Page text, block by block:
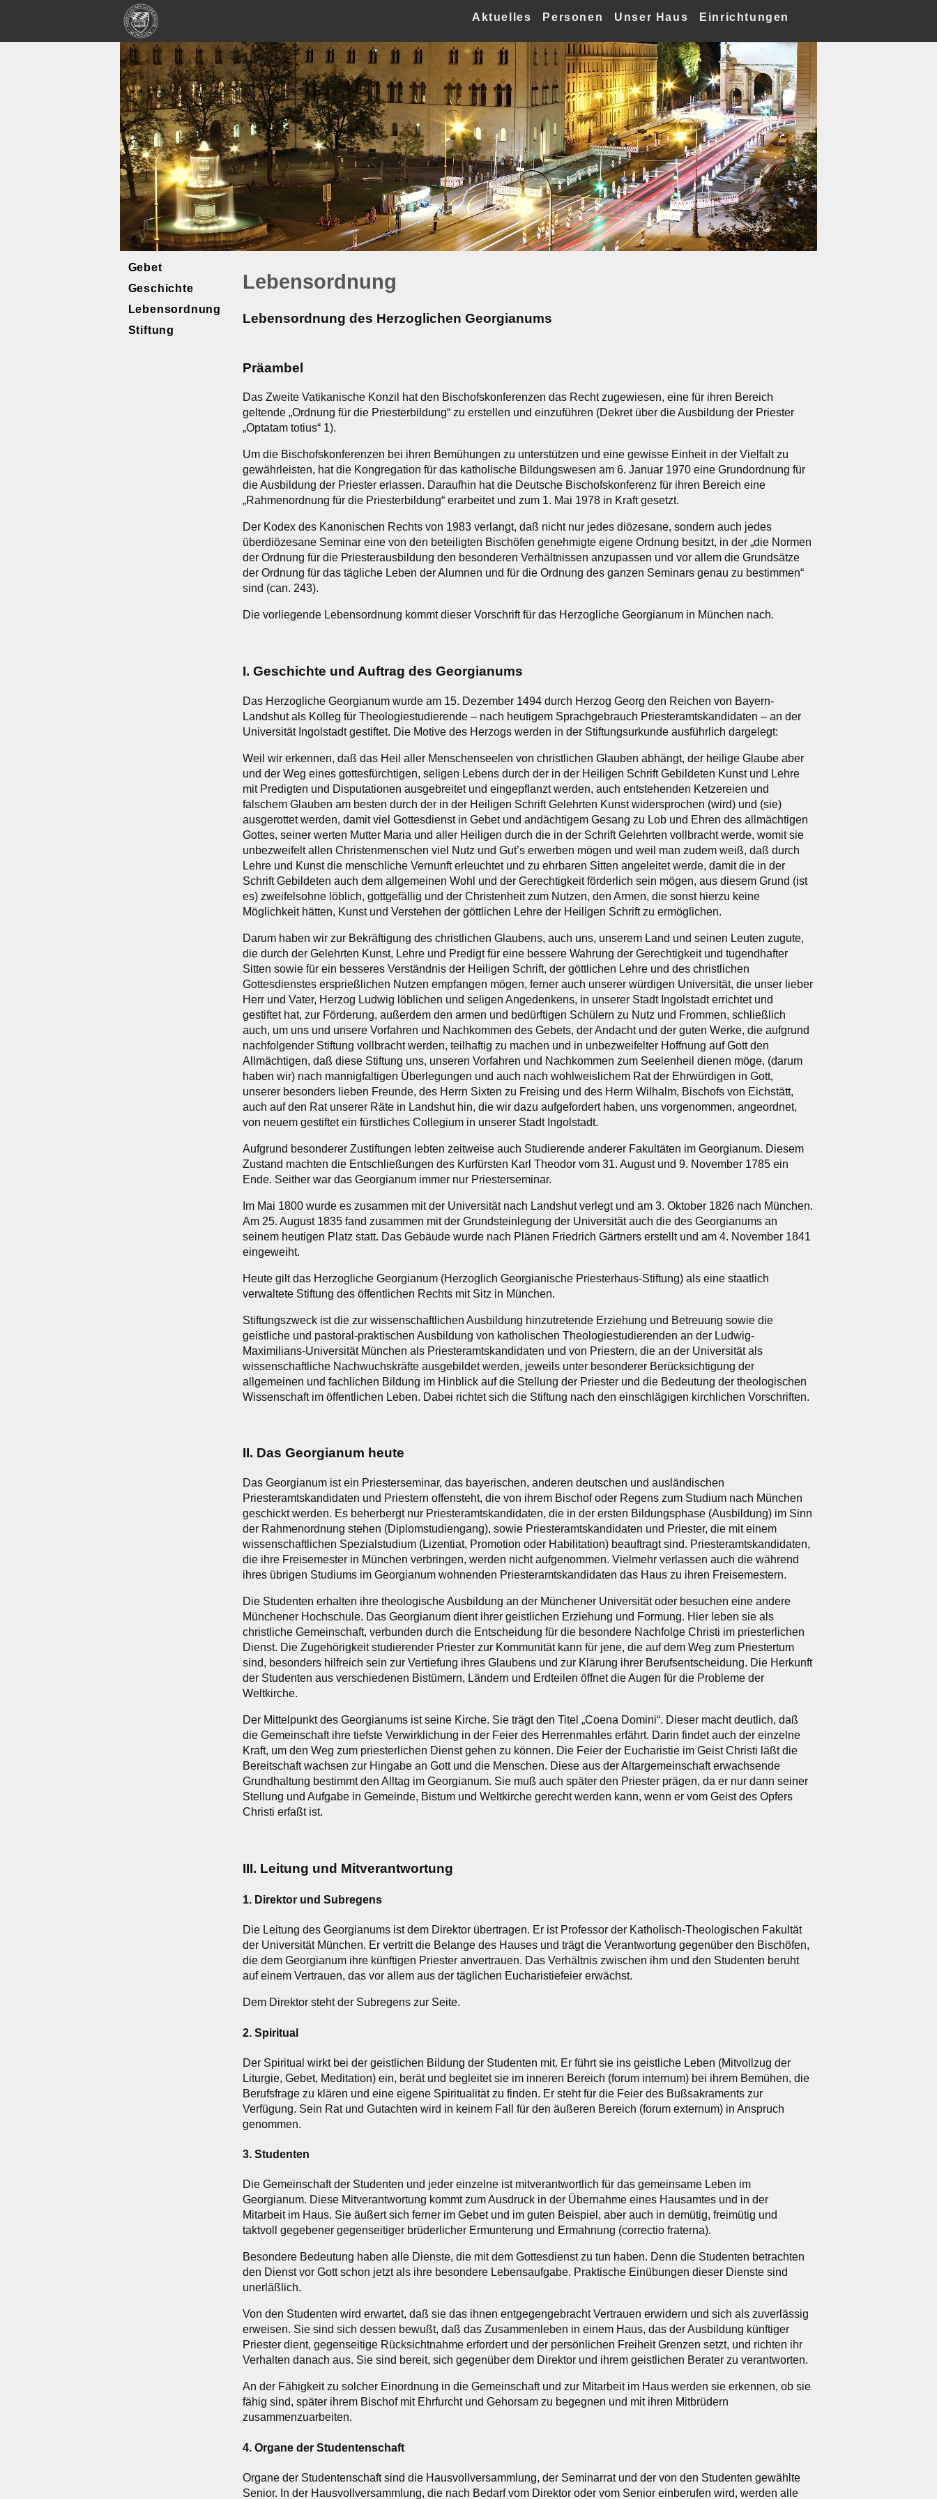
Aktuelles Personen Unser Haus Einrichtungen
Gebet
Geschichte
Lebensordnung
Stiftung
Lebensordnung
Lebensordnung des Herzoglichen Georgianums
Präambel
Das Zweite Vatikanische Konzil hat den Bischofskonferenzen das Recht zugewiesen, eine für ihren Bereich
geltende „Ordnung für die Priesterbildung“ zu erstellen und einzuführen (Dekret über die Ausbildung der Priester
„Optatam totius“ 1).
Um die Bischofskonferenzen bei ihren Bemühungen zu unterstützen und eine gewisse Einheit in der Vielfalt zu
gewährleisten, hat die Kongregation für das katholische Bildungswesen am 6. Januar 1970 eine Grundordnung für
die Ausbildung der Priester erlassen. Daraufhin hat die Deutsche Bischofskonferenz für ihren Bereich eine
„Rahmenordnung für die Priesterbildung“ erarbeitet und zum 1. Mai 1978 in Kraft gesetzt.
Der Kodex des Kanonischen Rechts von 1983 verlangt, daß nicht nur jedes diözesane, sondern auch jedes
überdiözesane Seminar eine von den beteiligten Bischöfen genehmigte eigene Ordnung besitzt, in der „die Normen
der Ordnung für die Priesterausbildung den besonderen Verhältnissen anzupassen und vor allem die Grundsätze
der Ordnung für das tägliche Leben der Alumnen und für die Ordnung des ganzen Seminars genau zu bestimmen“
sind (can. 243).
Die vorliegende Lebensordnung kommt dieser Vorschrift für das Herzogliche Georgianum in München nach.
I. Geschichte und Auftrag des Georgianums
Das Herzogliche Georgianum wurde am 15. Dezember 1494 durch Herzog Georg den Reichen von Bayern-
Landshut als Kolleg für Theologiestudierende – nach heutigem Sprachgebrauch Priesteramtskandidaten – an der
Universität Ingolstadt gestiftet. Die Motive des Herzogs werden in der Stiftungsurkunde ausführlich dargelegt:
Weil wir erkennen, daß das Heil aller Menschenseelen von christlichen Glauben abhängt, der heilige Glaube aber
und der Weg eines gottesfürchtigen, seligen Lebens durch der in der Heiligen Schrift Gebildeten Kunst und Lehre
mit Predigten und Disputationen ausgebreitet und eingepflanzt werden, auch entstehenden Ketzereien und
falschem Glauben am besten durch der in der Heiligen Schrift Gelehrten Kunst widersprochen (wird) und (sie)
ausgerottet werden, damit viel Gottesdienst in Gebet und andächtigem Gesang zu Lob und Ehren des allmächtigen
Gottes, seiner werten Mutter Maria und aller Heiligen durch die in der Schrift Gelehrten vollbracht werde, womit sie
unbezweifelt allen Christenmenschen viel Nutz und Gut’s erwerben mögen und weil man zudem weiß, daß durch
Lehre und Kunst die menschliche Vernunft erleuchtet und zu ehrbaren Sitten angeleitet werde, damit die in der
Schrift Gebildeten auch dem allgemeinen Wohl und der Gerechtigkeit förderlich sein mögen, aus diesem Grund (ist
es) zweifelsohne löblich, gottgefällig und der Christenheit zum Nutzen, den Armen, die sonst hierzu keine
Möglichkeit hätten, Kunst und Verstehen der göttlichen Lehre der Heiligen Schrift zu ermöglichen.
Darum haben wir zur Bekräftigung des christlichen Glaubens, auch uns, unserem Land und seinen Leuten zugute,
die durch der Gelehrten Kunst, Lehre und Predigt für eine bessere Wahrung der Gerechtigkeit und tugendhafter
Sitten sowie für ein besseres Verständnis der Heiligen Schrift, der göttlichen Lehre und des christlichen
Gottesdienstes ersprießlichen Nutzen empfangen mögen, ferner auch unserer würdigen Universität, die unser lieber
Herr und Vater, Herzog Ludwig löblichen und seligen Angedenkens, in unserer Stadt Ingolstadt errichtet und
gestiftet hat, zur Förderung, außerdem den armen und bedürftigen Schülern zu Nutz und Frommen, schließlich
auch, um uns und unsere Vorfahren und Nachkommen des Gebets, der Andacht und der guten Werke, die aufgrund
nachfolgender Stiftung vollbracht werden, teilhaftig zu machen und in unbezweifelter Hoffnung auf Gott den
Allmächtigen, daß diese Stiftung uns, unseren Vorfahren und Nachkommen zum Seelenheil dienen möge, (darum
haben wir) nach mannigfaltigen Überlegungen und auch nach wohlweislichem Rat der Ehrwürdigen in Gott,
unserer besonders lieben Freunde, des Herrn Sixten zu Freising und des Herrn Wilhalm, Bischofs von Eichstätt,
auch auf den Rat unserer Räte in Landshut hin, die wir dazu aufgefordert haben, uns vorgenommen, angeordnet,
von neuem gestiftet ein fürstliches Collegium in unserer Stadt Ingolstadt.
Aufgrund besonderer Zustiftungen lebten zeitweise auch Studierende anderer Fakultäten im Georgianum. Diesem
Zustand machten die Entschließungen des Kurfürsten Karl Theodor vom 31. August und 9. November 1785 ein
Ende. Seither war das Georgianum immer nur Priesterseminar.
Im Mai 1800 wurde es zusammen mit der Universität nach Landshut verlegt und am 3. Oktober 1826 nach München.
Am 25. August 1835 fand zusammen mit der Grundsteinlegung der Universität auch die des Georgianums an
seinem heutigen Platz statt. Das Gebäude wurde nach Plänen Friedrich Gärtners erstellt und am 4. November 1841
eingeweiht.
Heute gilt das Herzogliche Georgianum (Herzoglich Georgianische Priesterhaus-Stiftung) als eine staatlich
verwaltete Stiftung des öffentlichen Rechts mit Sitz in München.
Stiftungszweck ist die zur wissenschaftlichen Ausbildung hinzutretende Erziehung und Betreuung sowie die
geistliche und pastoral-praktischen Ausbildung von katholischen Theologiestudierenden an der Ludwig-
Maximilians-Universität München als Priesteramtskandidaten und von Priestern, die an der Universität als
wissenschaftliche Nachwuchskräfte ausgebildet werden, jeweils unter besonderer Berücksichtigung der
allgemeinen und fachlichen Bildung im Hinblick auf die Stellung der Priester und die Bedeutung der theologischen
Wissenschaft im öffentlichen Leben. Dabei richtet sich die Stiftung nach den einschlägigen kirchlichen Vorschriften.
II. Das Georgianum heute
Das Georgianum ist ein Priesterseminar, das bayerischen, anderen deutschen und ausländischen
Priesteramtskandidaten und Priestern offensteht, die von ihrem Bischof oder Regens zum Studium nach München
geschickt werden. Es beherbergt nur Priesteramtskandidaten, die in der ersten Bildungsphase (Ausbildung) im Sinn
der Rahmenordnung stehen (Diplomstudiengang), sowie Priesteramtskandidaten und Priester, die mit einem
wissenschaftlichen Spezialstudium (Lizentiat, Promotion oder Habilitation) beauftragt sind. Priesteramtskandidaten,
die ihre Freisemester in München verbringen, werden nicht aufgenommen. Vielmehr verlassen auch die während
ihres übrigen Studiums im Georgianum wohnenden Priesteramtskandidaten das Haus zu ihren Freisemestern.
Die Studenten erhalten ihre theologische Ausbildung an der Münchener Universität oder besuchen eine andere
Münchener Hochschule. Das Georgianum dient ihrer geistlichen Erziehung und Formung. Hier leben sie als
christliche Gemeinschaft, verbunden durch die Entscheidung für die besondere Nachfolge Christi im priesterlichen
Dienst. Die Zugehörigkeit studierender Priester zur Kommunität kann für jene, die auf dem Weg zum Priestertum
sind, besonders hilfreich sein zur Vertiefung ihres Glaubens und zur Klärung ihrer Berufsentscheidung. Die Herkunft
der Studenten aus verschiedenen Bistümern, Ländern und Erdteilen öffnet die Augen für die Probleme der
Weltkirche.
Der Mittelpunkt des Georgianums ist seine Kirche. Sie trägt den Titel „Coena Domini“. Dieser macht deutlich, daß
die Gemeinschaft ihre tiefste Verwirklichung in der Feier des Herrenmahles erfährt. Darin findet auch der einzelne
Kraft, um den Weg zum priesterlichen Dienst gehen zu können. Die Feier der Eucharistie im Geist Christi läßt die
Bereitschaft wachsen zur Hingabe an Gott und die Menschen. Diese aus der Altargemeinschaft erwachsende
Grundhaltung bestimmt den Alltag im Georgianum. Sie muß auch später den Priester prägen, da er nur dann seiner
Stellung und Aufgabe in Gemeinde, Bistum und Weltkirche gerecht werden kann, wenn er vom Geist des Opfers
Christi erfaßt ist.
III. Leitung und Mitverantwortung
1. Direktor und Subregens
Die Leitung des Georgianums ist dem Direktor übertragen. Er ist Professor der Katholisch-Theologischen Fakultät
der Universität München. Er vertritt die Belange des Hauses und trägt die Verantwortung gegenüber den Bischöfen,
die dem Georgianum ihre künftigen Priester anvertrauen. Das Verhältnis zwischen ihm und den Studenten beruht
auf einem Vertrauen, das vor allem aus der täglichen Eucharistiefeier erwächst.
Dem Direktor steht der Subregens zur Seite.
2. Spiritual
Der Spiritual wirkt bei der geistlichen Bildung der Studenten mit. Er führt sie ins geistliche Leben (Mitvollzug der
Liturgie, Gebet, Meditation) ein, berät und begleitet sie im inneren Bereich (forum internum) bei ihrem Bemühen, die
Berufsfrage zu klären und eine eigene Spiritualität zu finden. Er steht für die Feier des Bußsakraments zur
Verfügung. Sein Rat und Gutachten wird in keinem Fall für den äußeren Bereich (forum externum) in Anspruch
genommen.
3. Studenten
Die Gemeinschaft der Studenten und jeder einzelne ist mitverantwortlich für das gemeinsame Leben im
Georgianum. Diese Mitverantwortung kommt zum Ausdruck in der Übernahme eines Hausamtes und in der
Mitarbeit im Haus. Sie äußert sich ferner im Gebet und im guten Beispiel, aber auch in demütig, freimütig und
taktvoll gegebener gegenseitiger brüderlicher Ermunterung und Ermahnung (correctio fraterna).
Besondere Bedeutung haben alle Dienste, die mit dem Gottesdienst zu tun haben. Denn die Studenten betrachten
den Dienst vor Gott schon jetzt als ihre besondere Lebensaufgabe. Praktische Einübungen dieser Dienste sind
unerläßlich.
Von den Studenten wird erwartet, daß sie das ihnen entgegengebracht Vertrauen erwidern und sich als zuverlässig
erweisen. Sie sind sich dessen bewußt, daß das Zusammenleben in einem Haus, das der Ausbildung künftiger
Priester dient, gegenseitige Rücksichtnahme erfordert und der persönlichen Freiheit Grenzen setzt, und richten ihr
Verhalten danach aus. Sie sind bereit, sich gegenüber dem Direktor und ihrem geistlichen Berater zu verantworten.
An der Fähigkeit zu solcher Einordnung in die Gemeinschaft und zur Mitarbeit im Haus werden sie erkennen, ob sie
fähig sind, später ihrem Bischof mit Ehrfurcht und Gehorsam zu begegnen und mit ihren Mitbrüdern
zusammenzuarbeiten.
4. Organe der Studentenschaft
Organe der Studentenschaft sind die Hausvollversammlung, der Seminarrat und der von den Studenten gewählte
Senior. In der Hausvollversammlung, die nach Bedarf vom Direktor oder vom Senior einberufen wird, werden alle